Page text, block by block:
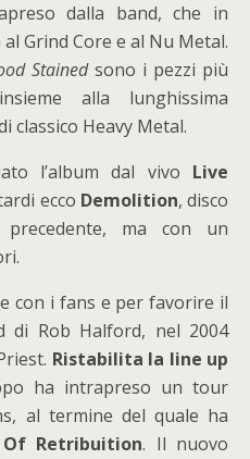
dalla band, che in
Grind Core e al Nu Metal.
Stainedsono i pezzi più
alla lunghissima
classico Heavy Metal.
l’album dal vivo Live
ecco Demolition, disco
ma con un
con i fans e per favorire il
Rob Halford, nel 2004
Ristabilita la line up
ha intrapreso un tour
al termine del quale ha
Retribuition. Il nuovo